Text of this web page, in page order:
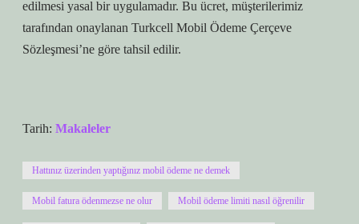
edilmesi yasal bir uygulamadır. Bu ücret, müşterilerimiz
tarafından onaylanan Turkcell Mobil Ödeme Çerçeve
Sözleşmesi’ne göre tahsil edilir.
Tarih: Makaleler
Hattınız üzerinden yaptığınız mobil ödeme ne demek
Mobil fatura ödenmezse ne olur Mobil ödeme limiti nasıl öğrenilir